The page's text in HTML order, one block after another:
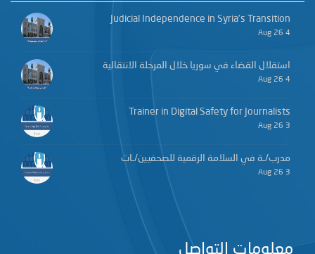
Judicial Independence in Syria’s Transition
4 Aug 26
استقلال القضاء في سوريا خلال المرحلة الانتقالية
4 Aug 26
Trainer in Digital Safety for Journalists
3 Aug 26
مدرب/ـة في السلامة الرقمية للصحفيين/ـات
3 Aug 26
معلومات التواصل